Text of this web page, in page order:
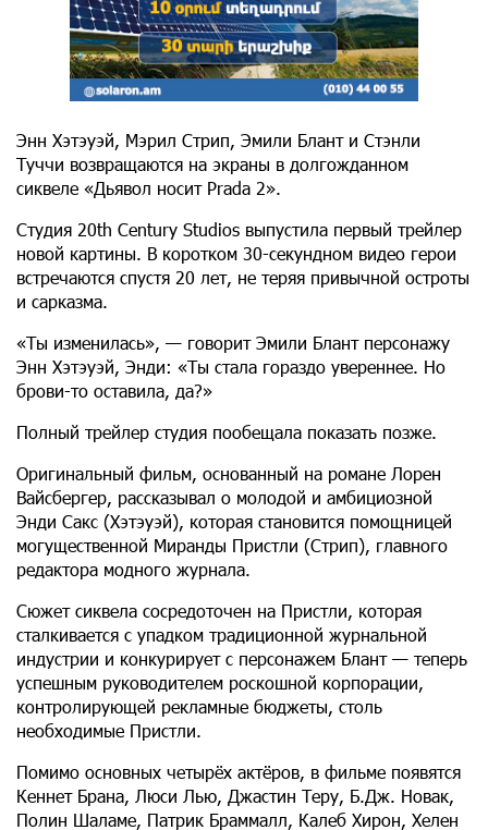
Энн Хэтэуэй, Мэрил Стрип, Эмили Блант и Стэнли
Туччи возвращаются на экраны в долгожданном
сиквеле «Дьявол носит Prada 2».
Студия 20th Century Studios выпустила первый трейлер
новой картины. В коротком 30-секундном видео герои
встречаются спустя 20 лет, не теряя привычной остроты
и сарказма.
«Ты изменилась», — говорит Эмили Блант персонажу
Энн Хэтэуэй, Энди: «Ты стала гораздо увереннее. Но
брови-то оставила, да?»
Полный трейлер студия пообещала показать позже.
Оригинальный фильм, основанный на романе Лорен
Вайсбергер, рассказывал о молодой и амбициозной
Энди Сакс (Хэтэуэй), которая становится помощницей
могущественной Миранды Пристли (Стрип), главного
редактора модного журнала.
Сюжет сиквела сосредоточен на Пристли, которая
сталкивается с упадком традиционной журнальной
индустрии и конкурирует с персонажем Блант — теперь
успешным руководителем роскошной корпорации,
контролирующей рекламные бюджеты, столь
необходимые Пристли.
Помимо основных четырёх актёров, в фильме появятся
Кеннет Брана, Люси Лью, Джастин Теру, Б.Дж. Новак,
Полин Шаламе, Патрик Браммалл, Калеб Хирон, Хелен